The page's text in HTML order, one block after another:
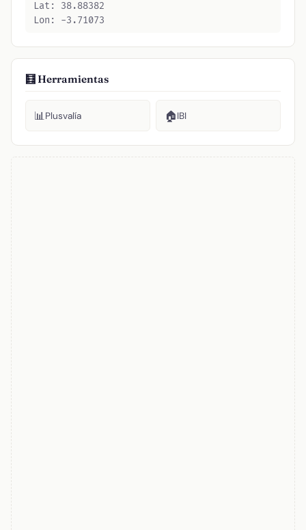
Lat: 38.88382
Lon: -3.71073
🧮 Herramientas
📊Plusvalía 🏠IBI